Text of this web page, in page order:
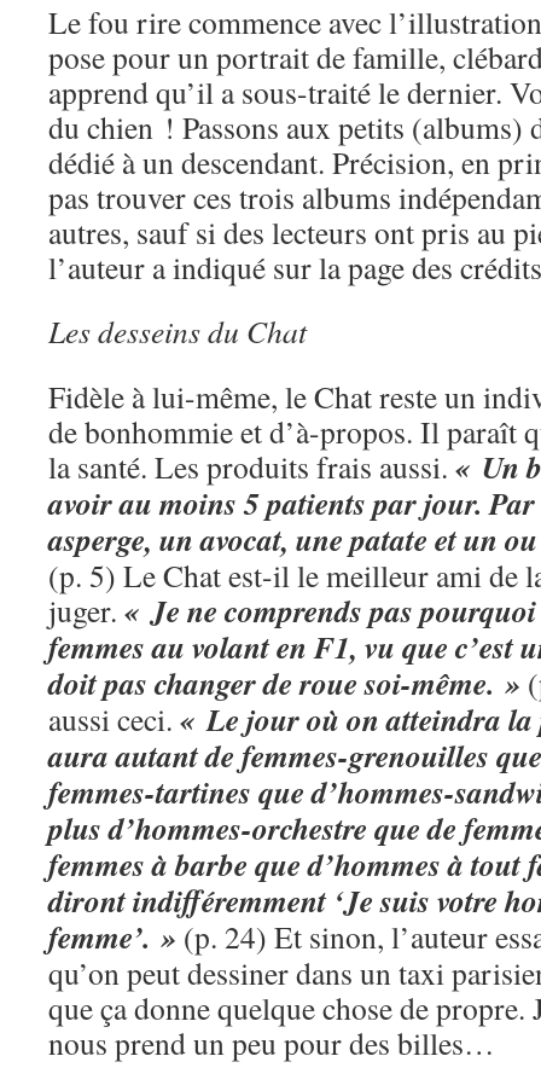
Le fou rire commence avec
pose pour un portrait de famille,
apprend qu’il a sous-traité le dernier.
du chien ! Passons aux petits (albums)
dédié à un descendant. Précision, en
pas trouver ces trois albums
autres, sauf si des lecteurs ont pris au
l’auteur a indiqué sur la page des
Les desseins du Chat
Fidèle à lui-même, le Chat reste un
de bonhommie et d’à-propos. Il paraît
la santé. Les produits frais aussi. « Un
avoir au moins 5 patients par jour.
asperge, un avocat, une patate et un
(p. 5) Le Chat est-il le meilleur ami de
juger. « Je ne comprends pas
femmes au volant en F1, vu que c’est
doit pas changer de roue soi-même. »
aussi ceci. « Le jour où on atteindra la
aura autant de femmes-grenouilles
femmes-tartines que d’hommes-
plus d’hommes-orchestre que de
femmes à barbe que d’hommes à tout
diront indifféremment ‘Je suis votre
femme’. » (p. 24) Et sinon, l’auteur
qu’on peut dessiner dans un taxi
que ça donne quelque chose de propre.
nous prend un peu pour des billes…